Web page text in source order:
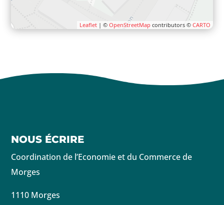
Leaflet| © OpenStreetMap contributors © CARTO
NOUS ÉCRIRE
Coordination de l’Economie et du Commerce de
Morges
1110 Morges